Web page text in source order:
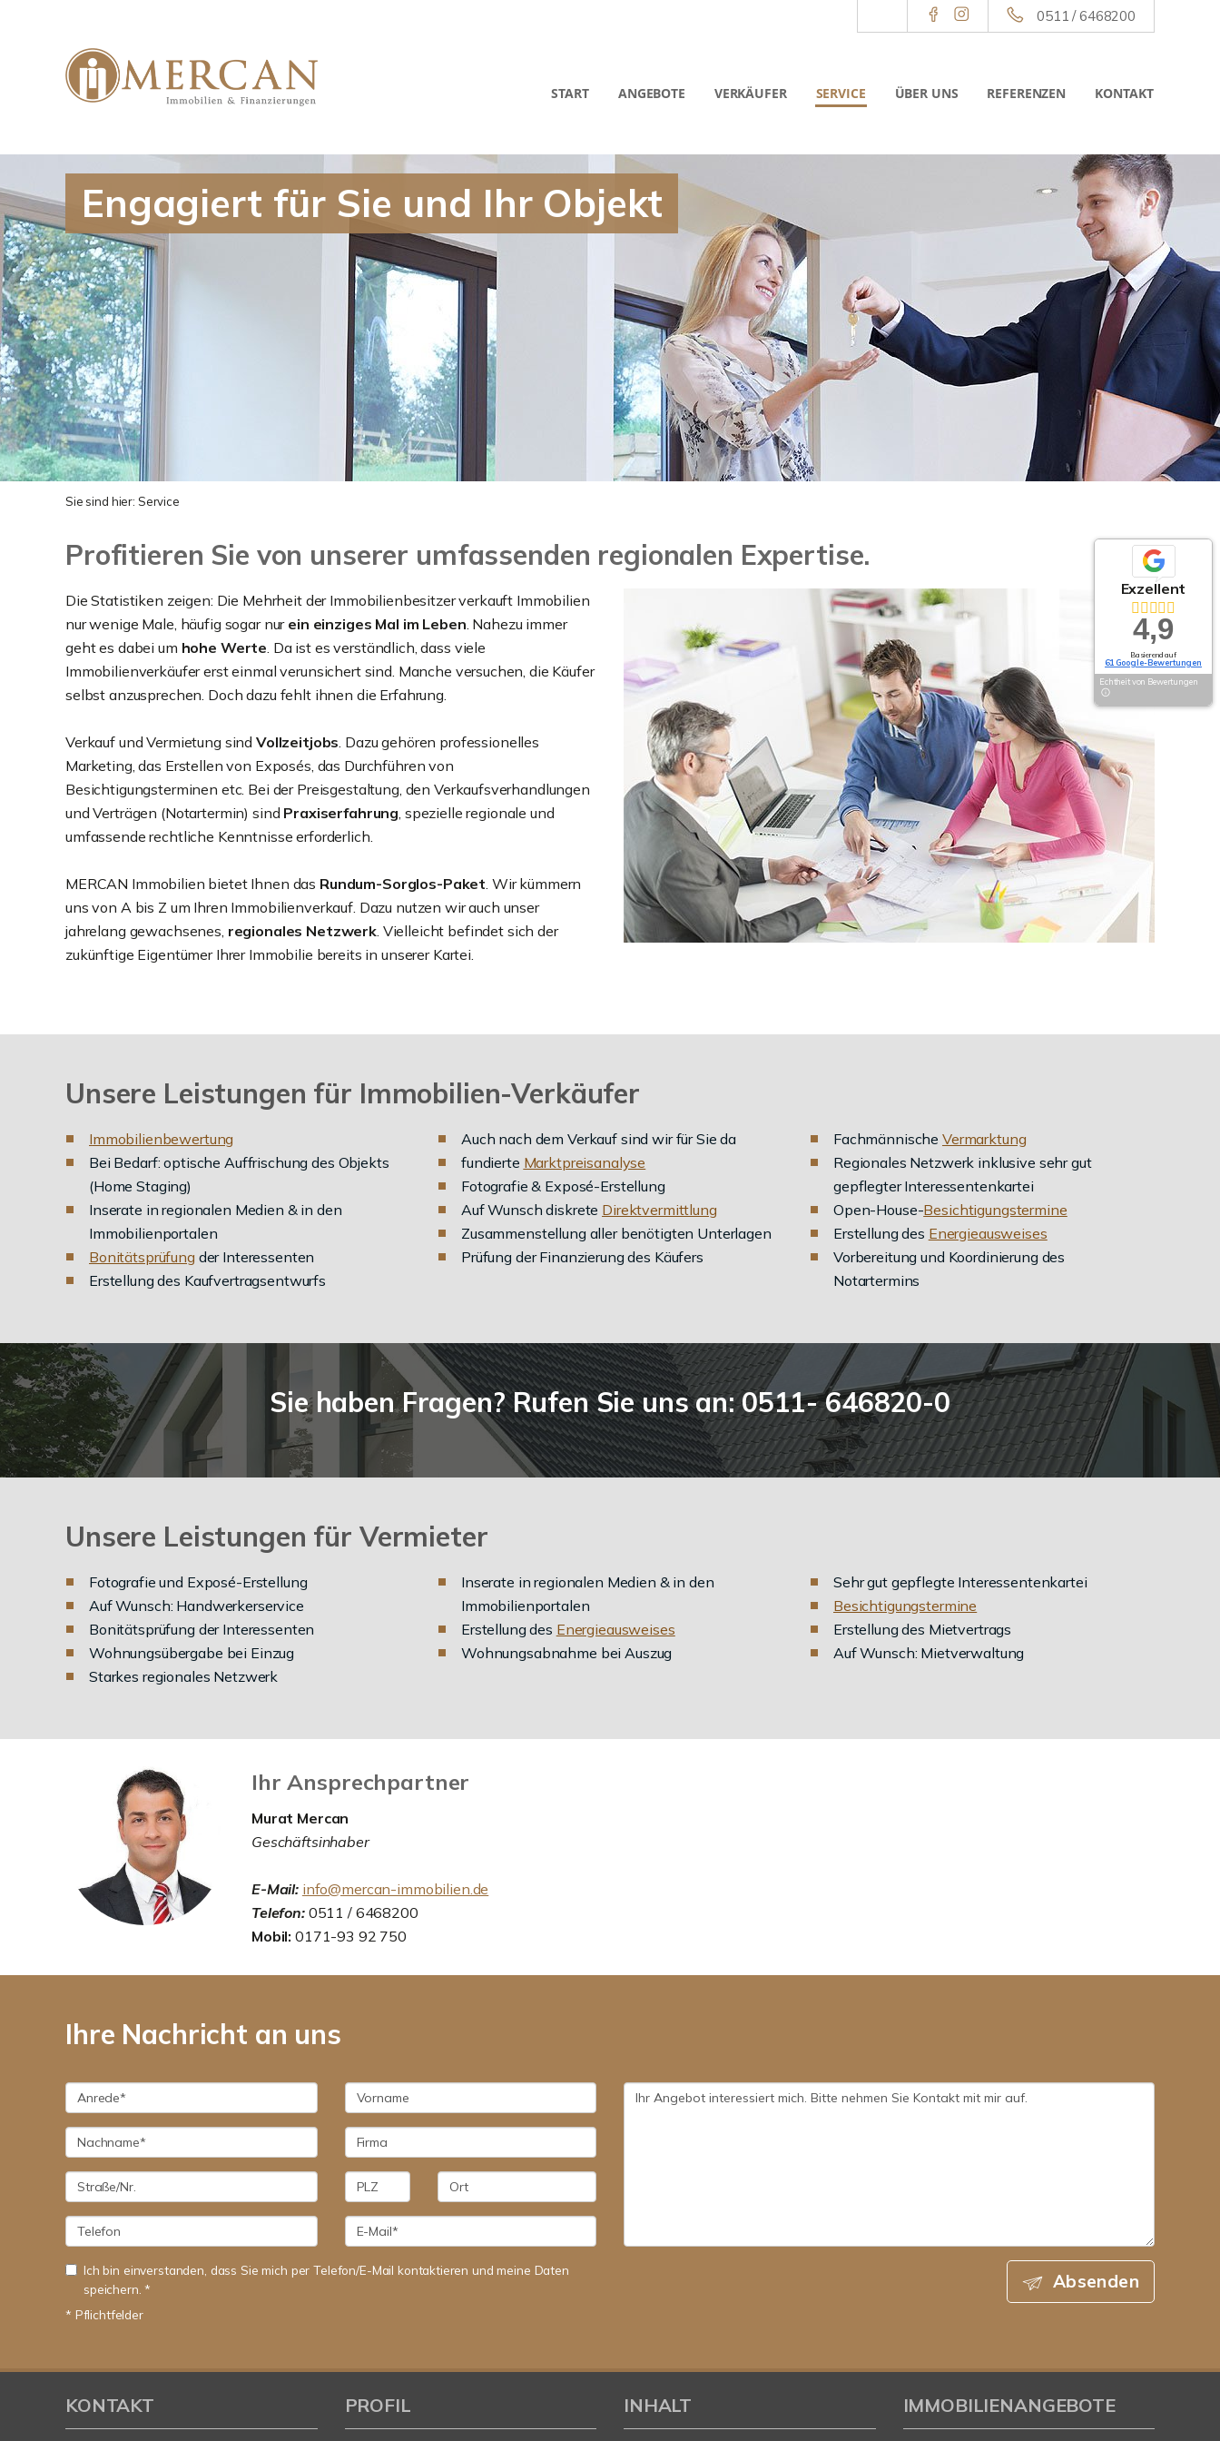
0511 / 6468200
START ANGEBOTE VERKÄUFER SERVICE ÜBER UNS REFERENZEN KONTAKT
Engagiert für Sie und Ihr Objekt
Sie sind hier: Service
Profitieren Sie von unserer umfassenden regionalen Expertise.
Die Statistiken zeigen: Die Mehrheit der Immobilienbesitzer verkauft Immobilien
nur wenige Male, häufig sogar nur ein einziges Mal im Leben. Nahezu immer
geht es dabei um hohe Werte. Da ist es verständlich, dass viele
Immobilienverkäufer erst einmal verunsichert sind. Manche versuchen, die Käufer
selbst anzusprechen. Doch dazu fehlt ihnen die Erfahrung.
Verkauf und Vermietung sind Vollzeitjobs. Dazu gehören professionelles
Marketing, das Erstellen von Exposés, das Durchführen von
Besichtigungsterminen etc. Bei der Preisgestaltung, den Verkaufsverhandlungen
und Verträgen (Notartermin) sind Praxiserfahrung, spezielle regionale und
umfassende rechtliche Kenntnisse erforderlich.
MERCAN Immobilien bietet Ihnen das Rundum-Sorglos-Paket. Wir kümmern
uns von A bis Z um Ihren Immobilienverkauf. Dazu nutzen wir auch unser
jahrelang gewachsenes, regionales Netzwerk. Vielleicht befindet sich der
zukünftige Eigentümer Ihrer Immobilie bereits in unserer Kartei.
Unsere Leistungen für Immobilien-Verkäufer
Immobilienbewertung
Bei Bedarf: optische Auffrischung des Objekts
(Home Staging)
Inserate in regionalen Medien & in den
Immobilienportalen
Bonitätsprüfung der Interessenten
Erstellung des Kaufvertragsentwurfs
Auch nach dem Verkauf sind wir für Sie da
fundierte Marktpreisanalyse
Fotografie & Exposé-Erstellung
Auf Wunsch diskrete Direktvermittlung
Zusammenstellung aller benötigten Unterlagen
Prüfung der Finanzierung des Käufers
Fachmännische Vermarktung
Regionales Netzwerk inklusive sehr gut
gepflegter Interessentenkartei
Open-House-Besichtigungstermine
Erstellung des Energieausweises
Vorbereitung und Koordinierung des
Notartermins
Sie haben Fragen? Rufen Sie uns an: 0511- 646820-0
Unsere Leistungen für Vermieter
Fotografie und Exposé-Erstellung
Auf Wunsch: Handwerkerservice
Bonitätsprüfung der Interessenten
Wohnungsübergabe bei Einzug
Starkes regionales Netzwerk
Inserate in regionalen Medien & in den
Immobilienportalen
Erstellung des Energieausweises
Wohnungsabnahme bei Auszug
Sehr gut gepflegte Interessentenkartei
Besichtigungstermine
Erstellung des Mietvertrags
Auf Wunsch: Mietverwaltung
Ihr Ansprechpartner
Murat Mercan
Geschäftsinhaber
E-Mail: info@mercan-immobilien.de
Telefon:0511 / 6468200
Mobil: 0171-93 92 750
Ihre Nachricht an uns
Ich bin einverstanden, dass Sie mich per Telefon/E-Mail kontaktieren und meine Daten
speichern. *
* Pflichtfelder
Absenden
Exzellent
4,9
Basierend auf
61 Google-Bewertungen
Echtheit von Bewertungen
KONTAKT PROFIL INHALT IMMOBILIENANGEBOTE